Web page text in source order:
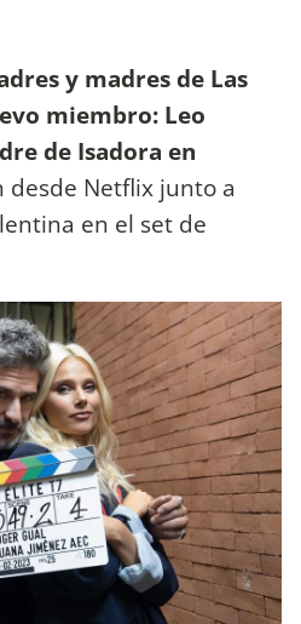
y madres de Las
miembro: Leo
de Isadora en
desde Netflix junto a
en el set de